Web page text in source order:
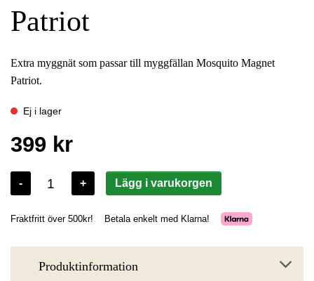
Patriot
Extra myggnät som passar till myggfällan Mosquito Magnet
Patriot.
Produktinformation